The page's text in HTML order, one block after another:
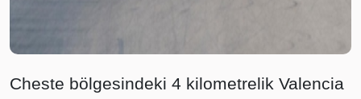
Cheste bölgesindeki 4 kilometrelik Valencia